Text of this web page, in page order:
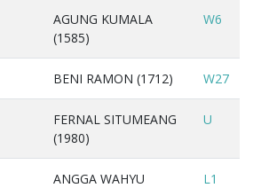
AGUNG KUMALA
(1585)
W6
BENI RAMON (1712) W27
FERNAL SITUMEANG
(1980)
U
ANGGA WAHYU
L1